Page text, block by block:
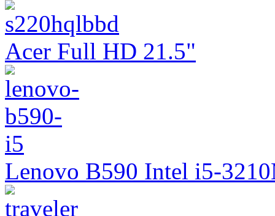
Acer Full HD 21.5"
Lenovo B590 Intel i5-